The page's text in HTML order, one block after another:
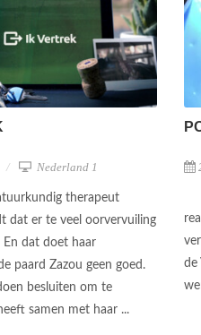
Nederland 1
therapeut
dat er te veel oorvervuiling
En dat doet haar
paard Zazou geen goed.
besluiten om te
samen met haar ...
de